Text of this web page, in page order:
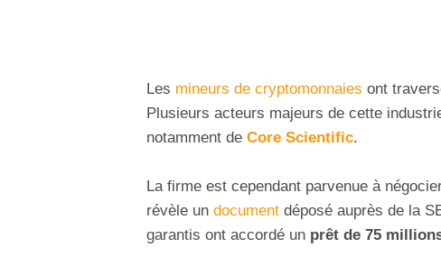
Les mineurs de cryptomonnaies ont
Plusieurs acteurs majeurs de cette
notamment de Core Scientific.
La firme est cependant parvenue à
révèle un document déposé auprès de la
garantis ont accordé un prêt de 75